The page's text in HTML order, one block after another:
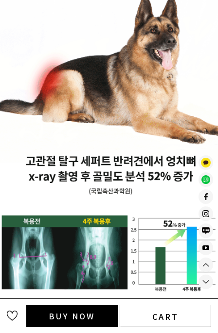
BUY NOW CART